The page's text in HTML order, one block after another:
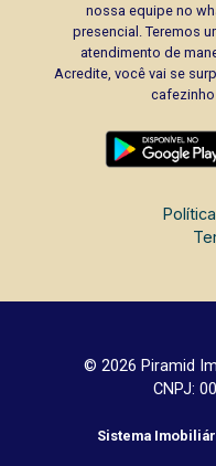
nossa equipe no
presencial. Teremos
atendimento de
Acredite, você vai se
© 2026 Piramid
CNPJ:
Sistema